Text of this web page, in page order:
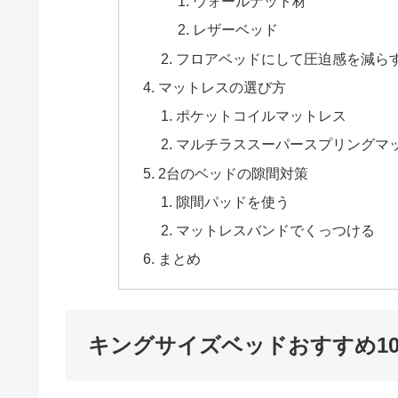
レザーベッド
フロアベッドにして圧迫感を減ら
マットレスの選び方
ポケットコイルマットレス
マルチラススーパースプリングマ
2台のベッドの隙間対策
隙間パッドを使う
マットレスバンドでくっつける
まとめ
キングサイズベッドおすすめ10